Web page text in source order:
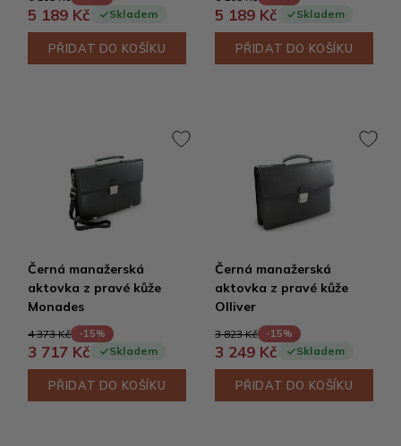
5 189 Kč Skladem
PŘIDAT DO KOŠÍKU
5 189 Kč Skladem
PŘIDAT DO KOŠÍKU
Černá manažerská
aktovka z pravé kůže
Monades
4 373 Kč -15%
3 717 Kč Skladem
PŘIDAT DO KOŠÍKU
Černá manažerská
aktovka z pravé kůže
Olliver
3 823 Kč -15%
3 249 Kč Skladem
PŘIDAT DO KOŠÍKU